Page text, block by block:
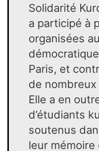
Solidarité
a participé à
organisées
Paris, et
de
Elle a en
d’étudiants
soutenus
leur